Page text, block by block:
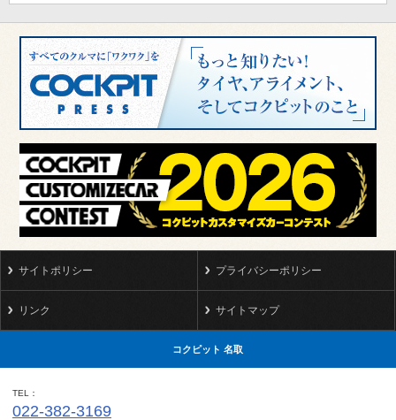
サイトポリシー プライバシーポリシー
リンク サイトマップ
コクピット 名取
TEL
022-382-3169